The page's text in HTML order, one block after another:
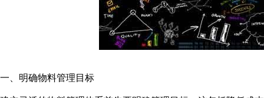
一、明确物料管理目标